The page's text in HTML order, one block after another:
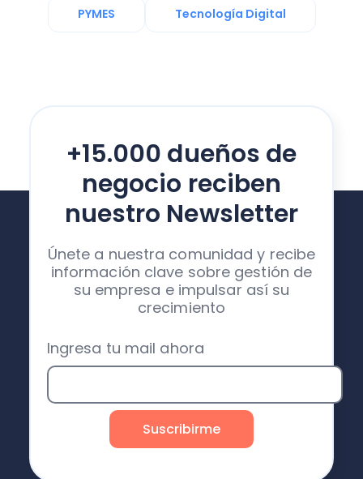
PYMES Tecnología Digital
+15.000 dueños de
negocio reciben
nuestro Newsletter
Únete a nuestra comunidad y recibe
información clave sobre gestión de
su empresa e impulsar así su
crecimiento
Ingresa tu mail ahora